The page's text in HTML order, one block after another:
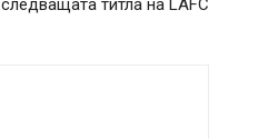
следващата титла на LAFC